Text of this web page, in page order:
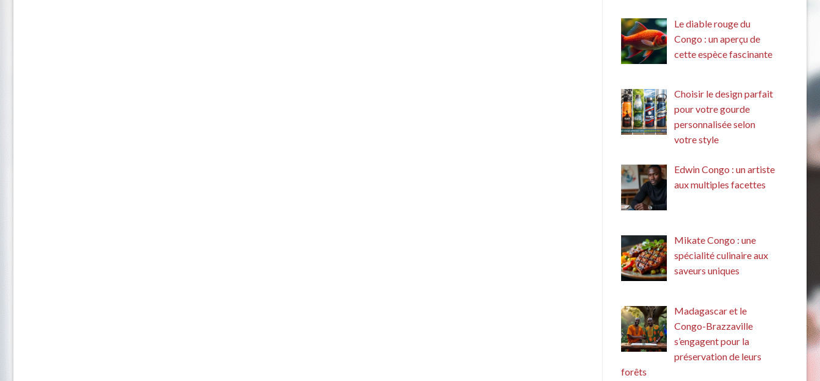
Le diable rouge du
Congo : un aperçu de
cette espèce fascinante
Choisir le design parfait
pour votre gourde
personnalisée selon
votre style
Edwin Congo : un artiste
aux multiples facettes
Mikate Congo : une
spécialité culinaire aux
saveurs uniques
Madagascar et le
Congo-Brazzaville
s’engagent pour la
préservation de leurs
forêts